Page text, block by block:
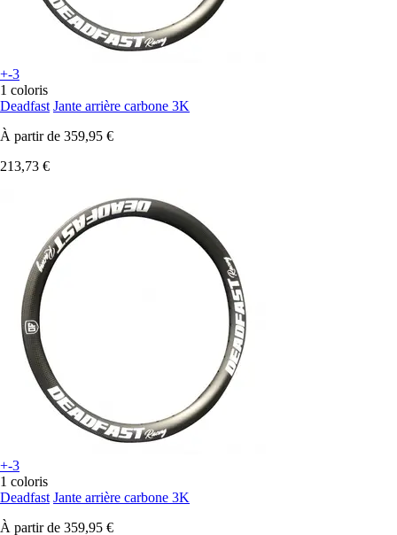
+-3
1 coloris
Deadfast Jante arrière carbone 3K
À partir de 359,95 €
213,73 €
+-3
1 coloris
Deadfast Jante arrière carbone 3K
À partir de 359,95 €